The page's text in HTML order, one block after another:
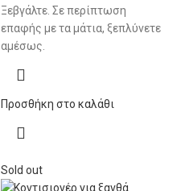
Ξεβγάλτε. Σε περίπτωση
επαφής με τα μάτια, ξεπλύνετε
αμέσως.
Προσθήκη στο καλάθι
Sold out